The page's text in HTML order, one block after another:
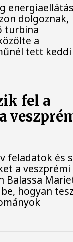
dolgoznak,
turbina
a
tett keddi
fel a
feladatok és
a veszprémi
Balassa
hogyan